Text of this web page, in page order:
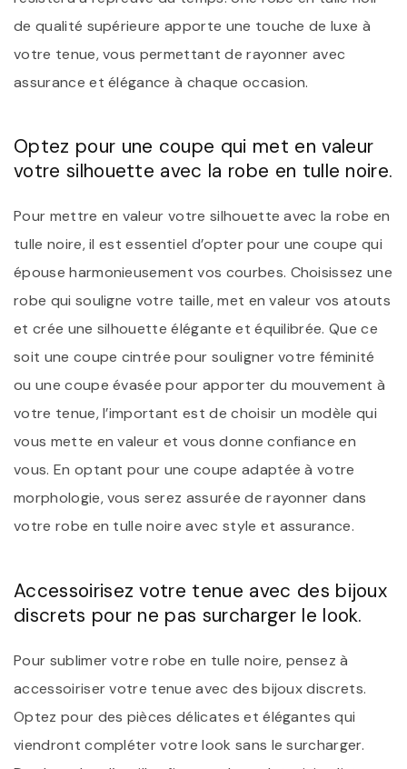
de qualité supérieure apporte une touche de luxe à
votre tenue, vous permettant de rayonner avec
assurance et élégance à chaque occasion.
Optez pour une coupe qui met en valeur
votre silhouette avec la robe en tulle noire.
Pour mettre en valeur votre silhouette avec la robe en
tulle noire, il est essentiel d’opter pour une coupe qui
épouse harmonieusement vos courbes. Choisissez une
robe qui souligne votre taille, met en valeur vos atouts
et crée une silhouette élégante et équilibrée. Que ce
soit une coupe cintrée pour souligner votre féminité
ou une coupe évasée pour apporter du mouvement à
votre tenue, l’important est de choisir un modèle qui
vous mette en valeur et vous donne confiance en
vous. En optant pour une coupe adaptée à votre
morphologie, vous serez assurée de rayonner dans
votre robe en tulle noire avec style et assurance.
Accessoirisez votre tenue avec des bijoux
discrets pour ne pas surcharger le look.
Pour sublimer votre robe en tulle noire, pensez à
accessoiriser votre tenue avec des bijoux discrets.
Optez pour des pièces délicates et élégantes qui
viendront compléter votre look sans le surcharger.